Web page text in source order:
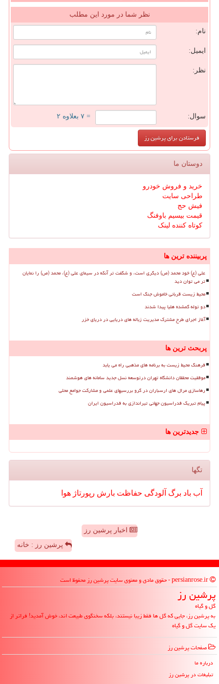
نظر شما در مورد این مطلب
نام:
ایمیل:
نظر:
سوال: = ۷ بعلاوه ۲
دوستان ما
خرید و فروش خودرو
طراحی سایت
فیش حج
قیمت بیسیم باوفنگ
کوتاه کننده لینک
پربیننده ترین ها
علی (ع) خود محمد (ص) دیگری است، و شگفت تر آنکه در سیمای علی (ع)، محمد (ص) را نمایان
تر می توان دید
محیط زیست قربانی خاموش جنگ است
دو توله گمشده هلیا پیدا شدند
آغاز اجرای طرح مشترک مدیریت زباله های دریایی در دریای خزر
پربحث ترین ها
فرهنگ محیط زیست به برنامه های مذهبی راه می یابد
موفقیت محققان دانشگاه تهران درتوسعه نسل جدید سامانه های هوشمند
رهاسازی مرال های ارسباران در گرو بررسیهای علمی و مشارکت جوامع محلی
پیام تبریک فدراسیون جهانی تیراندازی به فدراسیون ایران
جدیدترین ها
تگها
آب باد برگ آلودگی حفاظت بارش رپورتاژ هوا
اخبار پرشین رز
پرشین رز : خانه
پرشین رز
گل و گیاه
به پرشین رز، جایی که گل ها فقط زیبا نیستند، بلکه سخنگوی طبیعت اند، خوش آمدید! فراتر از
یک سایت گل و گیاه
صفحات پرشین رز
درباره ما
تبلیغات در پرشین رز